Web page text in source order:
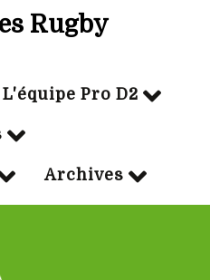
Rugby
L'équipe Pro D2
Archives